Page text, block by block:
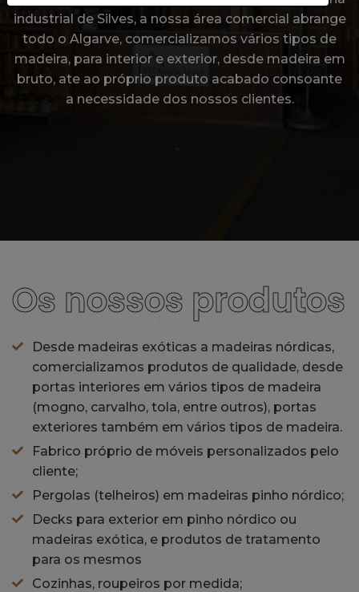
industrial de Silves, a nossa área comercial abrange
todo o Algarve, comercializamos vários tipos de
madeira, para interior e exterior, desde madeira em
bruto, ate ao próprio produto acabado consoante
a necessidade dos nossos clientes.
Os nossos produtos
Desde madeiras exóticas a madeiras nórdicas,
comercializamos produtos de qualidade, desde
portas interiores em vários tipos de madeira
(mogno, carvalho, tola, entre outros), portas
exteriores também em vários tipos de madeira.
Fabrico próprio de móveis personalizados pelo
cliente;
Pergolas (telheiros) em madeiras pinho nórdico;
Decks para exterior em pinho nórdico ou
madeiras exótica, e produtos de tratamento
para os mesmos
Cozinhas, roupeiros por medida;